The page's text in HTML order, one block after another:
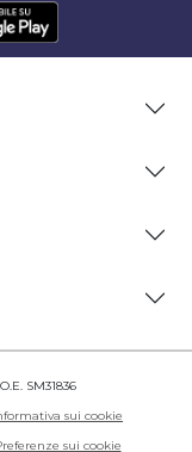
SM31836
sui cookie
sui cookie